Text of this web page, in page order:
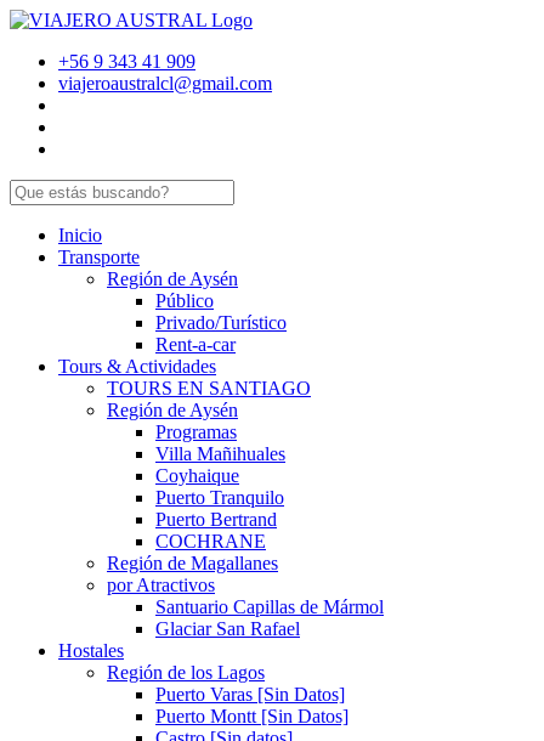
+56 9 343 41 909
viajeroaustralcl@gmail.com
Inicio
Transporte
Región de Aysén
Público
Privado/Turístico
Rent-a-car
Tours & Actividades
TOURS EN SANTIAGO
Región de Aysén
Programas
Villa Mañihuales
Coyhaique
Puerto Tranquilo
Puerto Bertrand
COCHRANE
Región de Magallanes
por Atractivos
Santuario Capillas de Mármol
Glaciar San Rafael
Hostales
Región de los Lagos
Puerto Varas [Sin Datos]
Puerto Montt [Sin Datos]